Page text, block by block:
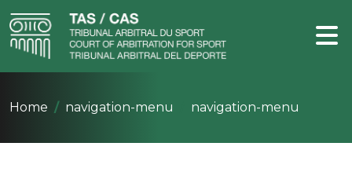
Home navigation-menu navigation-menu